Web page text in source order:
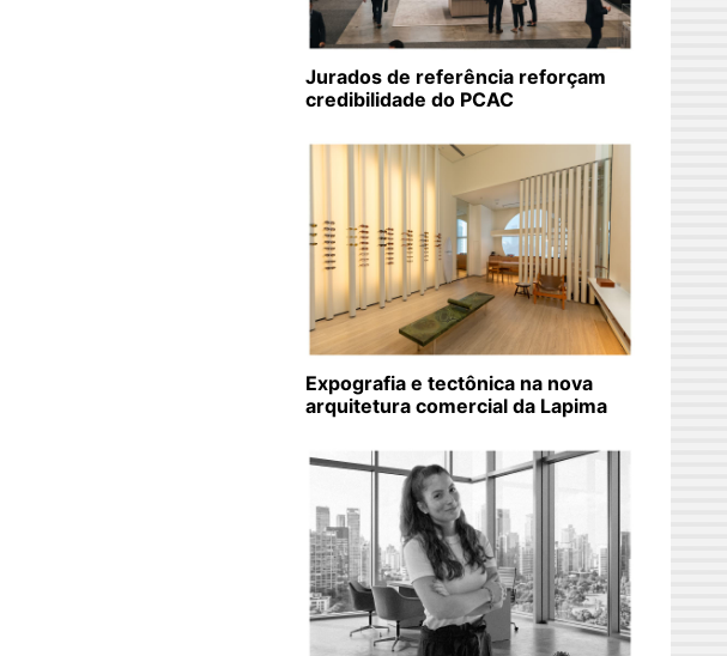
Jurados de referência reforçam
credibilidade do PCAC
Expografia e tectônica na nova
arquitetura comercial da Lapima